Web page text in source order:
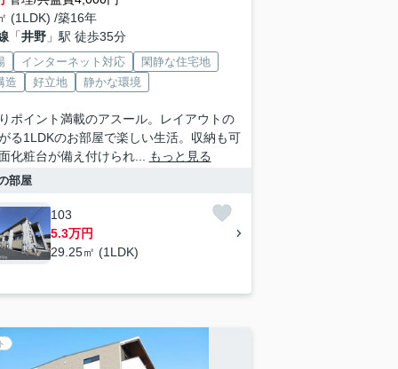
(1LDK) /築16年
「井野」駅 徒歩35分
インターネット対応
閑静な住宅地
造
好立地 静かな環境
ポイント満載のアスール。レイアウトの
る1LDKのお部屋で楽しい生活。収納も可
化粧台が備え付けられ...
もっと見る
部屋
103
5.3万円
29.25㎡ (1LDK)